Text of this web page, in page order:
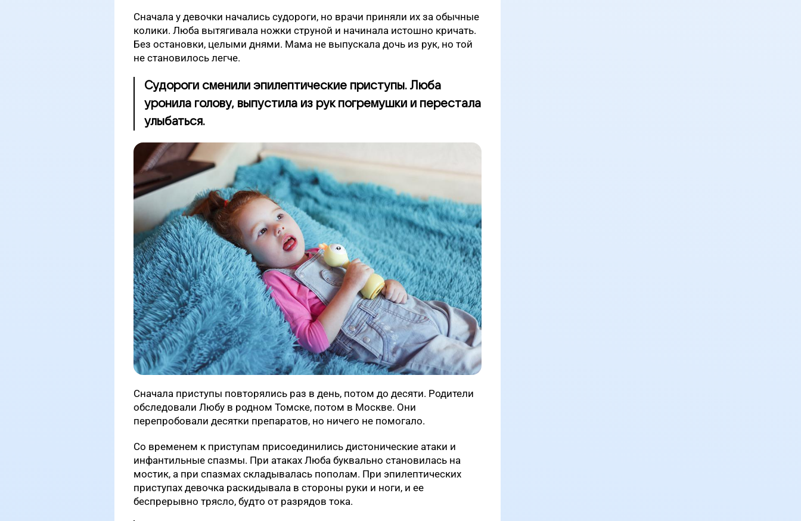
Сначала у девочки начались судороги, но врачи приняли их за обычные
колики. Люба вытягивала ножки струной и начинала истошно кричать.
Без остановки, целыми днями. Мама не выпускала дочь из рук, но той
не становилось легче.
Судороги сменили эпилептические приступы. Люба
уронила голову, выпустила из рук погремушки и перестала
улыбаться.
Сначала приступы повторялись раз в день, потом до десяти. Родители
обследовали Любу в родном Томске, потом в Москве. Они
перепробовали десятки препаратов, но ничего не помогало.
Со временем к приступам присоединились дистонические атаки и
инфантильные спазмы. При атаках Люба буквально становилась на
мостик, а при спазмах складывалась пополам. При эпилептических
приступах девочка раскидывала в стороны руки и ноги, и ее
беспрерывно трясло, будто от разрядов тока.